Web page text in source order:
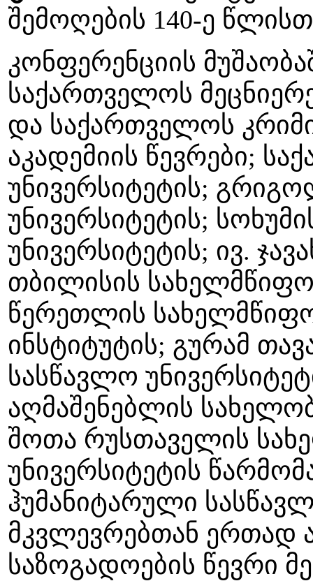
შემოღების 140-ე
კონფერენციის
საქართველოს
და საქართველოს
აკადემიის წევრები;
უნივერსიტეტის;
უნივერსიტეტის;
უნივერსიტეტის; ივ.
თბილისის
წერეთლის
ინსტიტუტის; გურამ
სასწავლო
აღმაშენებლის
შოთა რუსთაველის
უნივერსიტეტის
ჰუმანიტარული
მკვლევრებთან ერთად
საზოგადოების წევრი